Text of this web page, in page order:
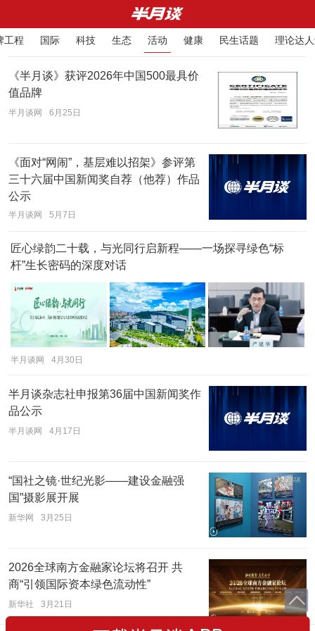
工程 国际 科技 生态 活动 健康 民生话题 理论达
2/0
《半月谈》获评2026年中国500最具价
值品牌
半月谈网 6月25日
《面对“网闹”，基层难以招架》参评第
三十六届中国新闻奖自荐（他荐）作品
公示
半月谈网 5月7日
匠心绿韵二十载，与光同行启新程——一场探寻绿色“标
杆”生长密码的深度对话
半月谈网 4月30日
半月谈杂志社申报第36届中国新闻奖作
品公示
半月谈网 4月17日
“国社之镜·世纪光影——建设金融强
国”摄影展开展
新华网 3月25日
2026全球南方金融家论坛将召开 共
商“引领国际资本绿色流动性”
新华社 3月21日
正在请求新数据